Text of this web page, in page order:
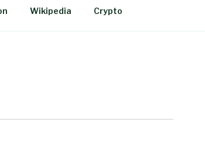
Wikipedia Crypto